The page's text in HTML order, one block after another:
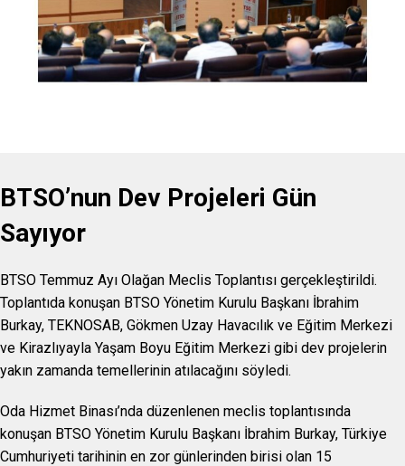
BTSO’nun Dev Projeleri Gün
Sayıyor
BTSO Temmuz Ayı Olağan Meclis Toplantısı gerçekleştirildi.
Toplantıda konuşan BTSO Yönetim Kurulu Başkanı İbrahim
Burkay, TEKNOSAB, Gökmen Uzay Havacılık ve Eğitim Merkezi
ve Kirazlıyayla Yaşam Boyu Eğitim Merkezi gibi dev projelerin
yakın zamanda temellerinin atılacağını söyledi.
Oda Hizmet Binası’nda düzenlenen meclis toplantısında
konuşan BTSO Yönetim Kurulu Başkanı İbrahim Burkay, Türkiye
Cumhuriyeti tarihinin en zor günlerinden birisi olan 15